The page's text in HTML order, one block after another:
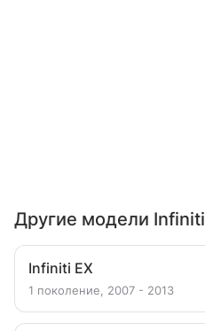
Другие модели Infiniti
Infiniti EX
1 поколение, 2007 - 2013